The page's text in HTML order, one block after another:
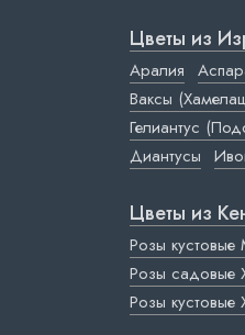
Цветы из
Аралия
Ваксы
Гелиантус
Диантусы
Цветы из
Розы кустовые
Розы садовые
Розы кустовые